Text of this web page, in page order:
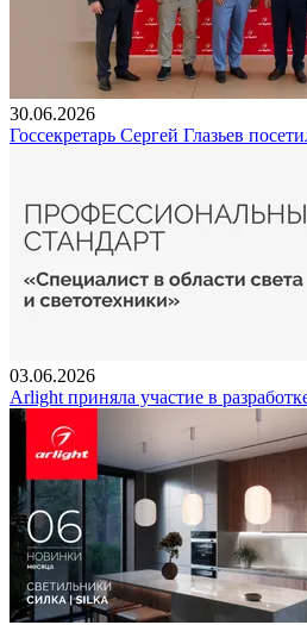
30.06.2026
Госсекретарь Сергей Глазьев
03.06.2026
Arlight приняла участие в